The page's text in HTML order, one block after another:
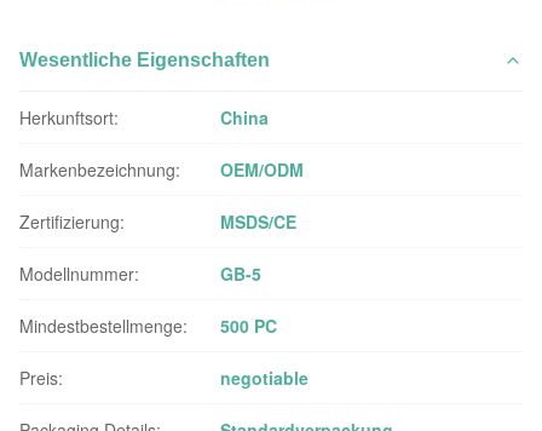
Wesentliche Eigenschaften
Herkunftsort: China
Markenbezeichnung: OEM/ODM
Zertifizierung: MSDS/CE
Modellnummer: GB-5
Mindestbestellmenge: 500 PC
Preis: negotiable